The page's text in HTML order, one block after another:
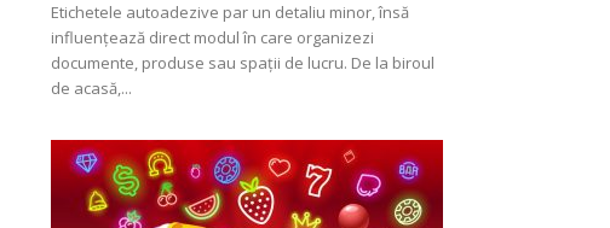
Etichetele autoadezive par un detaliu minor, însă
influențează direct modul în care organizezi
documente, produse sau spații de lucru. De la biroul
de acasă,...